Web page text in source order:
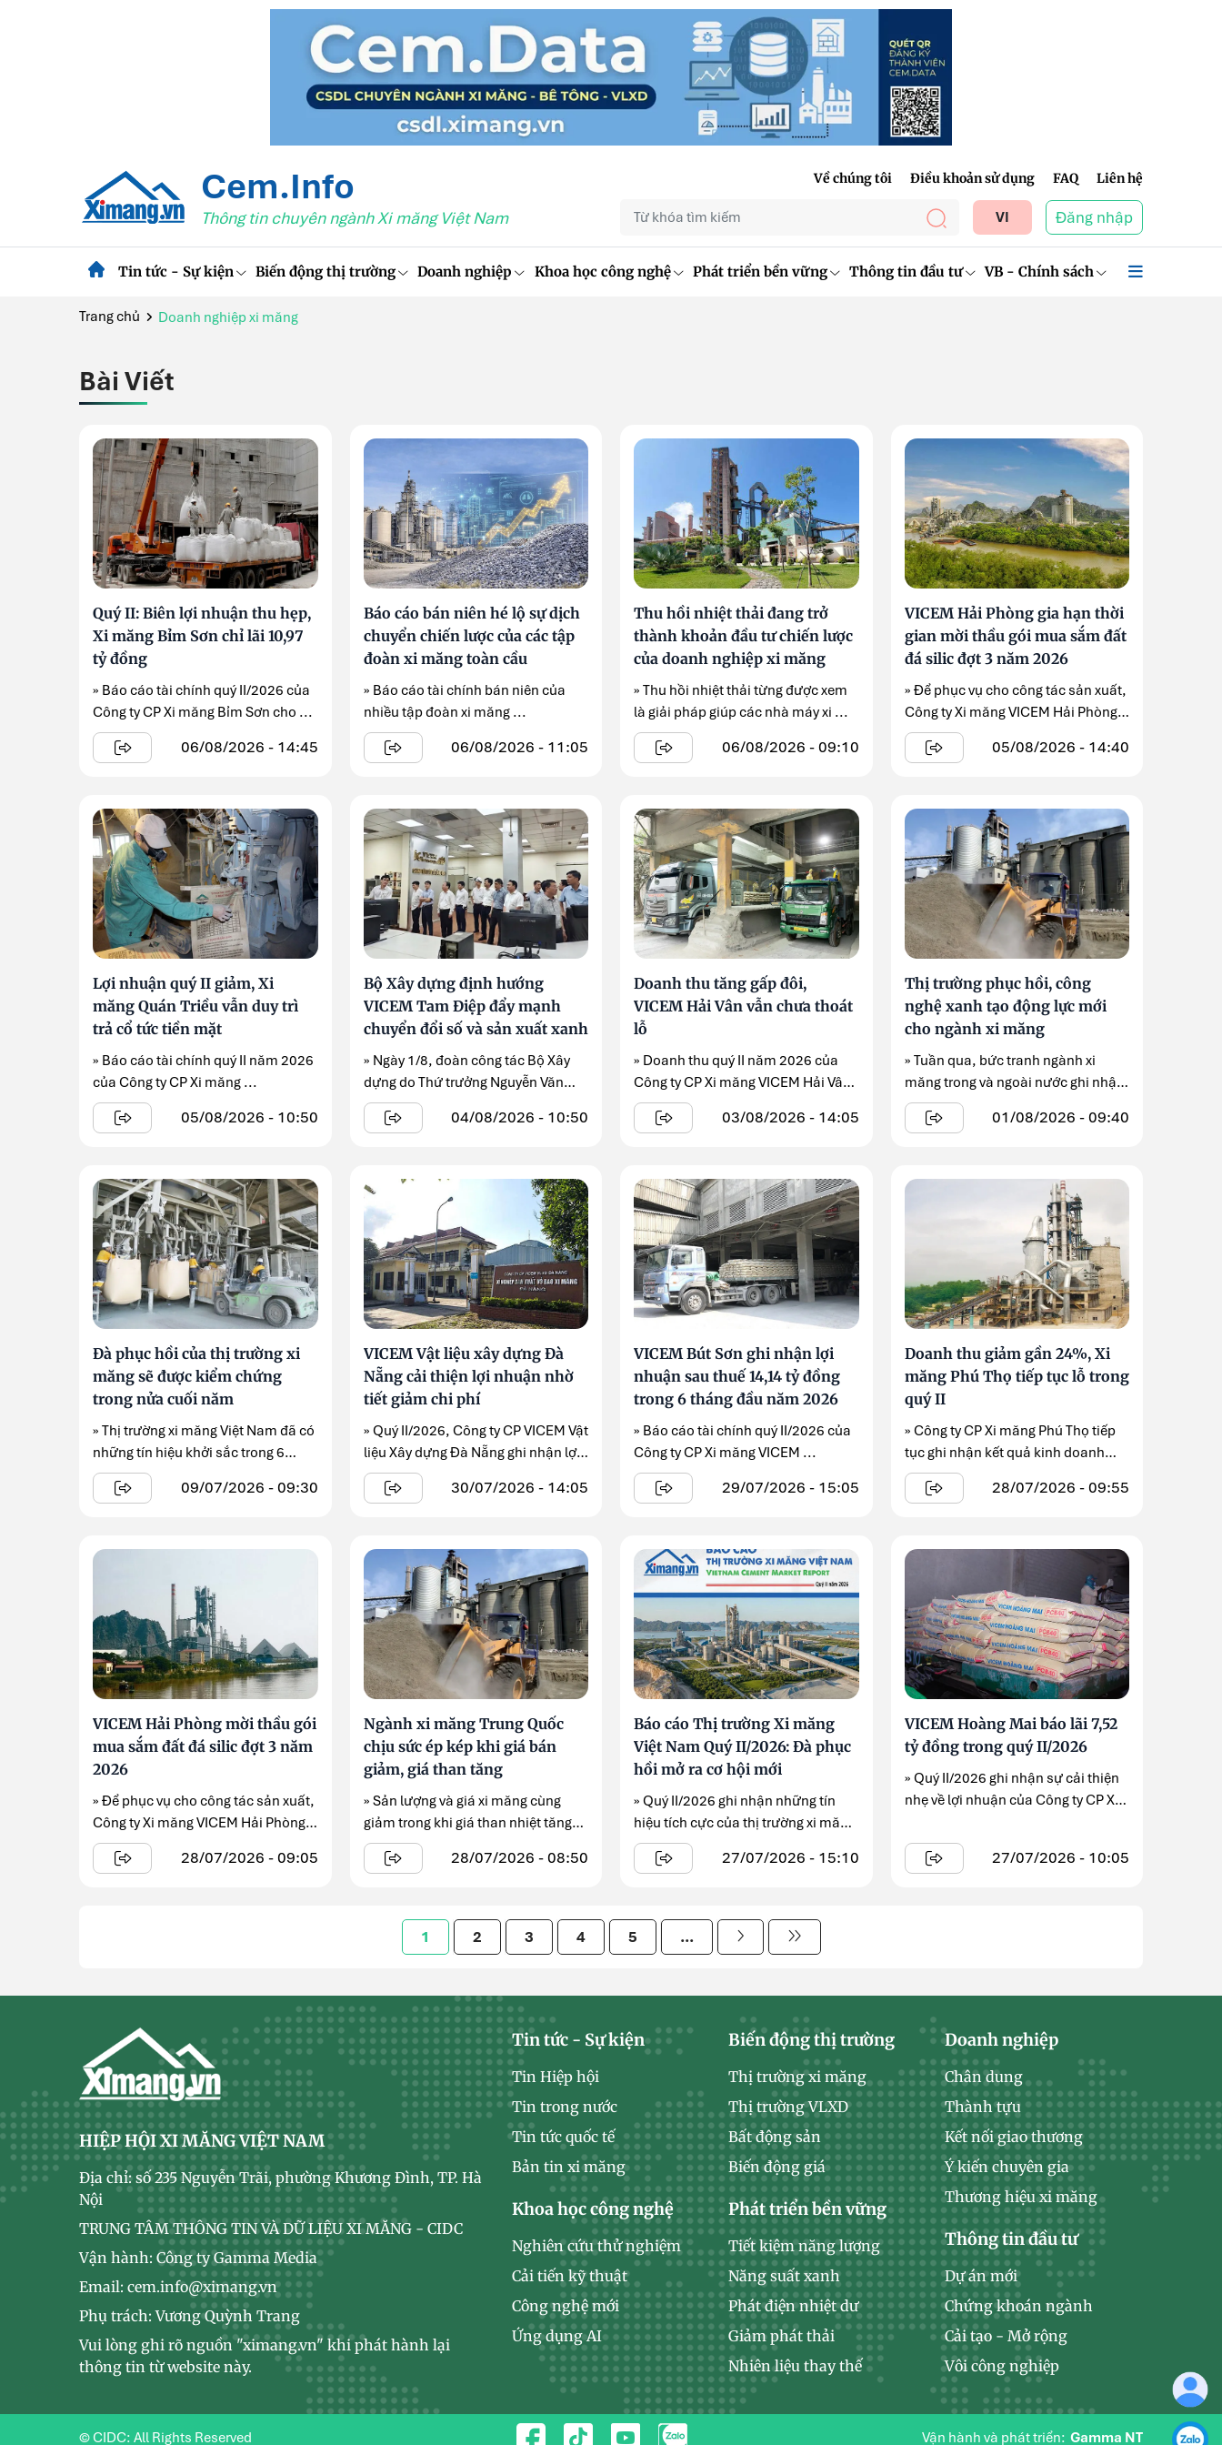
Cem.Info
Thông tin chuyên ngành Xi măng Việt Nam
Về chúng tôi Điều khoản sử dụng FAQ Liên hệ
VI Đăng nhập
Tin tức - Sự kiện Biến động thị trường Doanh nghiệp Khoa học công nghệ Phát triển bền vững Thông tin đầu tư VB - Chính sách
Trang chủ Doanh nghiệp xi măng
Bài Viết
Quý II: Biên lợi nhuận thu hẹp,
Xi măng Bỉm Sơn chỉ lãi 10,97
tỷ đồng
» Báo cáo tài chính quý II/2026 của
Công ty CP Xi măng Bỉm Sơn cho ...
06/08/2026 - 14:45
Báo cáo bán niên hé lộ sự dịch
chuyển chiến lược của các tập
đoàn xi măng toàn cầu
» Báo cáo tài chính bán niên của
nhiều tập đoàn xi măng ...
06/08/2026 - 11:05
Thu hồi nhiệt thải đang trở
thành khoản đầu tư chiến lược
của doanh nghiệp xi măng
» Thu hồi nhiệt thải từng được xem
là giải pháp giúp các nhà máy xi ...
06/08/2026 - 09:10
VICEM Hải Phòng gia hạn thời
gian mời thầu gói mua sắm đất
đá silic đợt 3 năm 2026
» Để phục vụ cho công tác sản xuất,
Công ty Xi măng VICEM Hải Phòng
gia hạn thời ...
05/08/2026 - 14:40
Lợi nhuận quý II giảm, Xi
măng Quán Triều vẫn duy trì
trả cổ tức tiền mặt
» Báo cáo tài chính quý II năm 2026
của Công ty CP Xi măng ...
05/08/2026 - 10:50
Bộ Xây dựng định hướng
VICEM Tam Điệp đẩy mạnh
chuyển đổi số và sản xuất xanh
» Ngày 1/8, đoàn công tác Bộ Xây
dựng do Thứ trưởng Nguyễn Văn
Sinh dẫn đầu ...
04/08/2026 - 10:50
Doanh thu tăng gấp đôi,
VICEM Hải Vân vẫn chưa thoát
lỗ
» Doanh thu quý II năm 2026 của
Công ty CP Xi măng VICEM Hải Vân
tăng hơn gấp ...
03/08/2026 - 14:05
Thị trường phục hồi, công
nghệ xanh tạo động lực mới
cho ngành xi măng
» Tuần qua, bức tranh ngành xi
măng trong và ngoài nước ghi nhận
nhiều diễn biến ...
01/08/2026 - 09:40
Đà phục hồi của thị trường xi
măng sẽ được kiểm chứng
trong nửa cuối năm
» Thị trường xi măng Việt Nam đã có
những tín hiệu khởi sắc trong 6
tháng đầu năm ...
09/07/2026 - 09:30
VICEM Vật liệu xây dựng Đà
Nẵng cải thiện lợi nhuận nhờ
tiết giảm chi phí
» Quý II/2026, Công ty CP VICEM Vật
liệu Xây dựng Đà Nẵng ghi nhận lợi
nhuận ...
30/07/2026 - 14:05
VICEM Bút Sơn ghi nhận lợi
nhuận sau thuế 14,14 tỷ đồng
trong 6 tháng đầu năm 2026
» Báo cáo tài chính quý II/2026 của
Công ty CP Xi măng VICEM ...
29/07/2026 - 15:05
Doanh thu giảm gần 24%, Xi
măng Phú Thọ tiếp tục lỗ trong
quý II
» Công ty CP Xi măng Phú Thọ tiếp
tục ghi nhận kết quả kinh doanh
kém tích cực ...
28/07/2026 - 09:55
VICEM Hải Phòng mời thầu gói
mua sắm đất đá silic đợt 3 năm
2026
» Để phục vụ cho công tác sản xuất,
Công ty Xi măng VICEM Hải Phòng
đang triển khai ...
28/07/2026 - 09:05
Ngành xi măng Trung Quốc
chịu sức ép kép khi giá bán
giảm, giá than tăng
» Sản lượng và giá xi măng cùng
giảm trong khi giá than nhiệt tăng
mạnh ...
28/07/2026 - 08:50
Báo cáo Thị trường Xi măng
Việt Nam Quý II/2026: Đà phục
hồi mở ra cơ hội mới
» Quý II/2026 ghi nhận những tín
hiệu tích cực của thị trường xi măng
Việt Nam khi hoạt ...
27/07/2026 - 15:10
VICEM Hoàng Mai báo lãi 7,52
tỷ đồng trong quý II/2026
» Quý II/2026 ghi nhận sự cải thiện
nhẹ về lợi nhuận của Công ty CP Xi
27/07/2026 - 10:05
1 2 3 4 5 ...
HIỆP HỘI XI MĂNG VIỆT NAM
Địa chỉ: số 235 Nguyễn Trãi, phường Khương Đình, TP. Hà
Nội
TRUNG TÂM THÔNG TIN VÀ DỮ LIỆU XI MĂNG - CIDC
Vận hành: Công ty Gamma Media
Email: cem.info@ximang.vn
Phụ trách: Vương Quỳnh Trang
Vui lòng ghi rõ nguồn "ximang.vn" khi phát hành lại
thông tin từ website này.
Tin tức - Sự kiện
Tin Hiệp hội
Tin trong nước
Tin tức quốc tế
Bản tin xi măng
Khoa học công nghệ
Nghiên cứu thử nghiệm
Cải tiến kỹ thuật
Công nghệ mới
Ứng dụng AI
Biến động thị trường
Thị trường xi măng
Thị trường VLXD
Bất động sản
Biến động giá
Phát triển bền vững
Tiết kiệm năng lượng
Năng suất xanh
Phát điện nhiệt dư
Giảm phát thải
Nhiên liệu thay thế
Doanh nghiệp
Chân dung
Thành tựu
Kết nối giao thương
Ý kiến chuyên gia
Thương hiệu xi măng
Thông tin đầu tư
Dự án mới
Chứng khoán ngành
Cải tạo - Mở rộng
Vôi công nghiệp
© CIDC: All Rights Reserved Vận hành và phát triển: Gamma NT